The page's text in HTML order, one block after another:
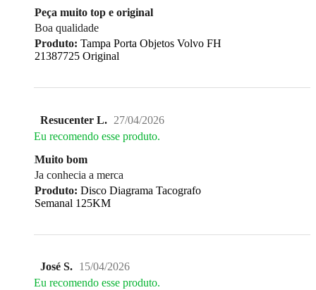
Peça muito top e original
Boa qualidade
Produto: Tampa Porta Objetos Volvo FH
21387725 Original
Resucenter L. 27/04/2026
Eu recomendo esse produto.
Muito bom
Ja conhecia a merca
Produto: Disco Diagrama Tacografo
Semanal 125KM
José S. 15/04/2026
Eu recomendo esse produto.